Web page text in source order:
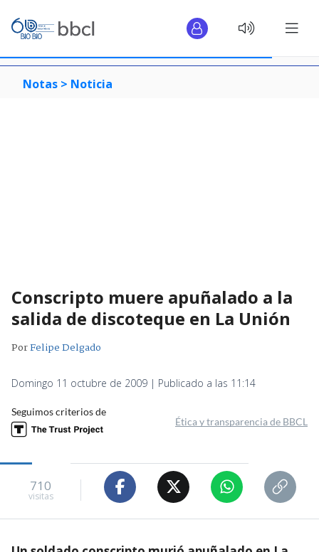
Notas > Noticia
Conscripto muere apuñalado a la
salida de discoteque en La Unión
PorFelipe Delgado
Domingo 11 octubre de 2009 | Publicado a las 11:14
Seguimos criterios de
Ética y transparencia de BBCL
710
visitas